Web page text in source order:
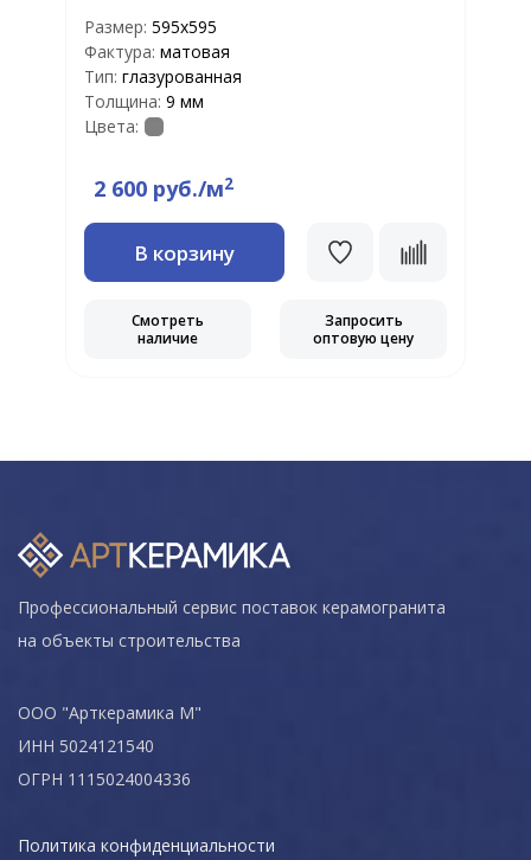
Размер: 595x595
Фактура: матовая
Тип: глазурованная
Толщина: 9 мм
Цвета:
2 600 руб./м2
В корзину
Смотреть
наличие
Запросить
оптовую цену
Профессиональный сервис поставок керамогранита
на объекты строительства
ООО "Арткерамика М"
ИНН 5024121540
ОГРН 1115024004336
Политика конфиденциальности